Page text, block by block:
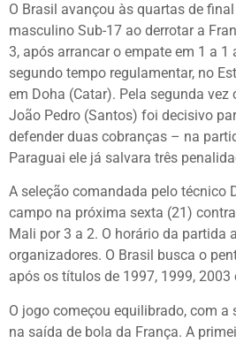
O Brasil avançou às quartas de
masculino Sub-17 ao derrotar a
3, após arrancar o empate em 1 a
segundo tempo regulamentar, no
em Doha (Catar). Pela segunda vez
João Pedro (Santos) foi decisivo
defender duas cobranças – na
Paraguai ele já salvara três
A seleção comandada pelo técnico
campo na próxima sexta (21)
Mali por 3 a 2. O horário da partida
organizadores. O Brasil busca o
após os títulos de 1997, 1999, 2003
O jogo começou equilibrado, com a
na saída de bola da França. A